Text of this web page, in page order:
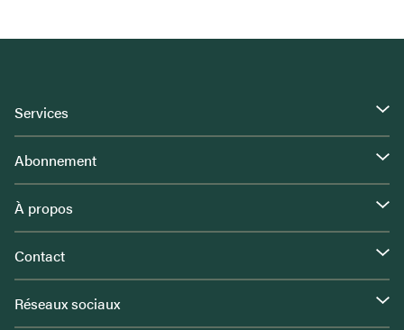
Services
Abonnement
À propos
Contact
Réseaux sociaux